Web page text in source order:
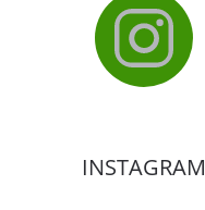
INSTAGRAM